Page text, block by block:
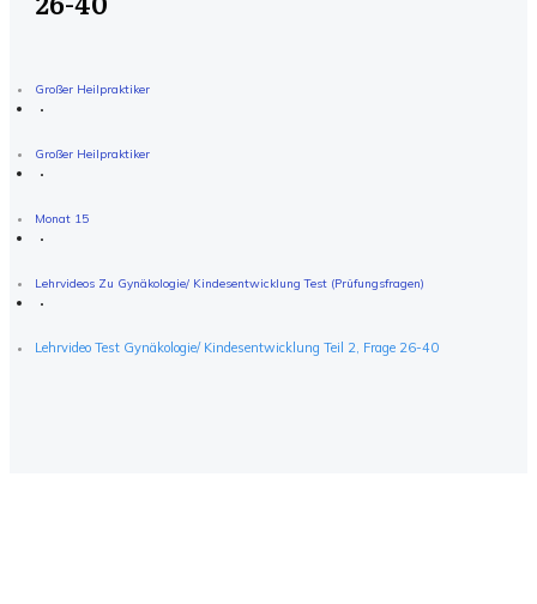
Großer Heilpraktiker
Großer Heilpraktiker
Monat 15
Lehrvideos Zu Gynäkologie/ Kindesentwicklung Test (Prüfungsfragen)
Lehrvideo Test Gynäkologie/ Kindesentwicklung Teil 2, Frage 26-40